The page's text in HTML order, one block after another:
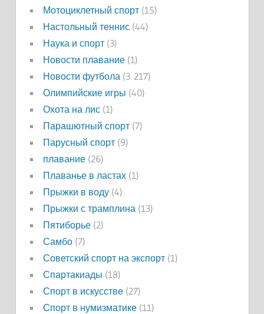
Мотоциклетный спорт(15)
Настольный теннис(44)
Наука и спорт(3)
Новости плавание(1)
Новости футбола (3 217)
Олимпийские игры (40)
Охота на лис(1)
Парашютный спорт(7)
Парусный спорт(9)
плавание(26)
Плаванье в ластах(1)
Прыжки в воду(4)
Прыжки с трамплина (13)
Пятиборье(2)
Самбо(7)
Советский спорт на экспорт(1)
Спартакиады (18)
Спорт в искусстве(27)
Спорт в нумизматике(11)